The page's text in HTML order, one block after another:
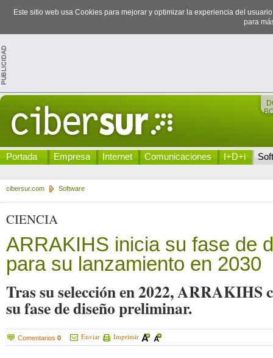
Este sitio web usa Cookies para mejorar y optimizar la experiencia del
para
Portada Empresa Internet Comunicaciones I+D+i
cibersur.com Software
CIENCIA
ARRAKIHS inicia su fase de
para su lanzamiento en 2030
Tras su selección en 2022, ARRAKIHS
su fase de diseño preliminar.
Comentarios 0 Enviar Imprimir